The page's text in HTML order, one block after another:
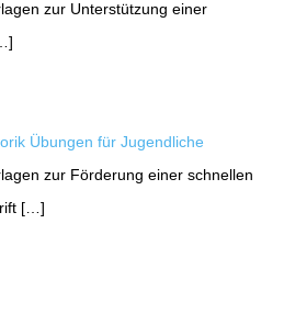
zur Unterstützung einer
Übungen für Jugendliche
zur Förderung einer schnellen
[…]